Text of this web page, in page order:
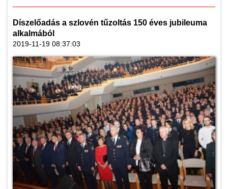
Díszelőadás a szlovén tűzoltás 150 éves jubileuma
alkalmából
2019-11-19 08:37:03